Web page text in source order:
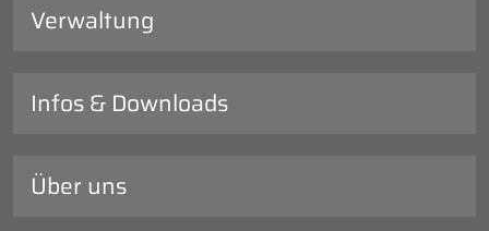
Verwaltung
Infos & Downloads
Über uns